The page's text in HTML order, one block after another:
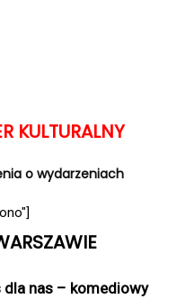
KULTURALNY
o wydarzeniach
dla nas – komediowy